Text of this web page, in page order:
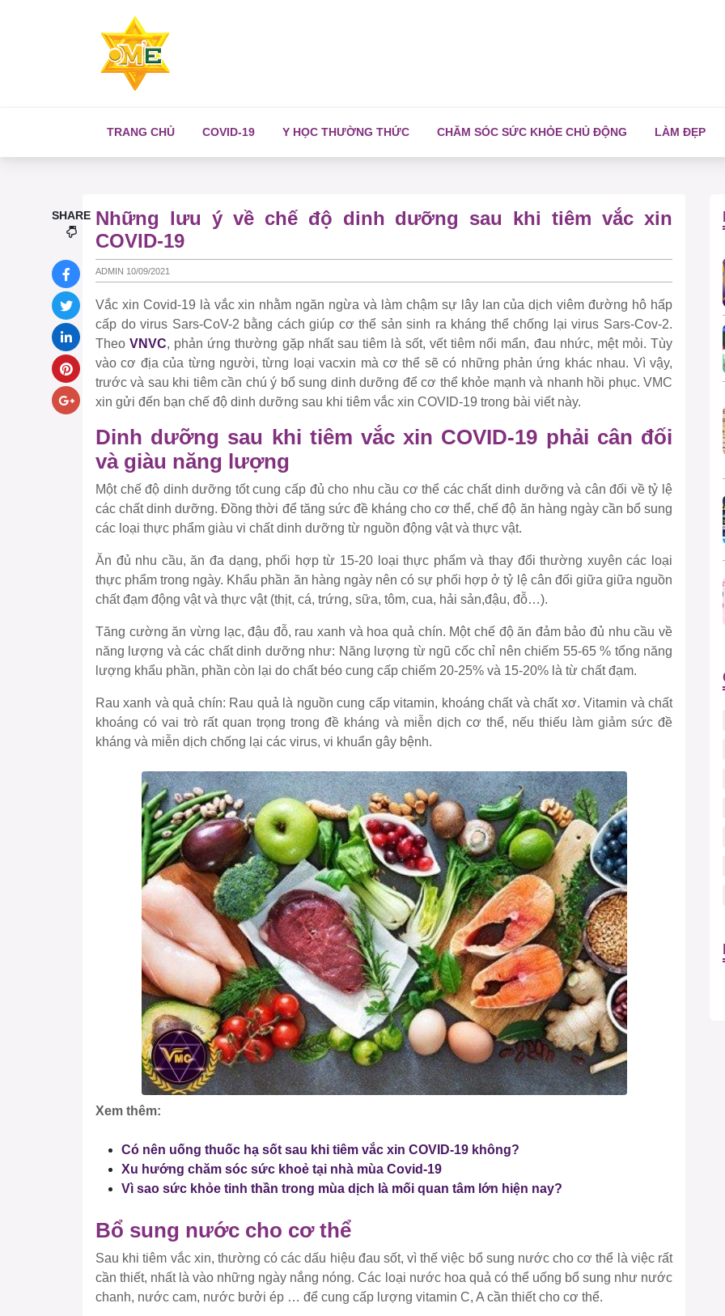
TRANG CHỦ COVID-19 Y HỌC THƯỜNG THỨC CHĂM SÓC SỨC KHỎE CHỦ ĐỘNG LÀM ĐẸP
Những lưu ý về chế độ dinh dưỡng sau khi tiêm vắc xin
COVID-19
ADMIN 10/09/2021
Vắc xin Covid-19 là vắc xin nhằm ngăn ngừa và làm chậm sự lây lan của dịch viêm đường hô hấp
cấp do virus Sars-CoV-2 bằng cách giúp cơ thể sản sinh ra kháng thể chống lại virus Sars-Cov-2.
TheoVNVC, phản ứng thường gặp nhất sau tiêm là sốt, vết tiêm nổi mẩn, đau nhức, mệt mỏi. Tùy
vào cơ địa của từng người, từng loại vacxin mà cơ thể sẽ có những phản ứng khác nhau. Vì vậy,
trước và sau khi tiêm cần chú ý bổ sung dinh dưỡng để cơ thể khỏe mạnh và nhanh hồi phục. VMC
xin gửi đến bạn chế độ dinh dưỡng sau khi tiêm vắc xin COVID-19 trong bài viết này.
Dinh dưỡng sau khi tiêm vắc xin COVID-19 phải cân đối
và giàu năng lượng
Một chế độ dinh dưỡng tốt cung cấp đủ cho nhu cầu cơ thể các chất dinh dưỡng và cân đối về tỷ lệ
các chất dinh dưỡng. Đồng thời để tăng sức đề kháng cho cơ thể, chế độ ăn hàng ngày cần bổ sung
các loại thực phẩm giàu vi chất dinh dưỡng từ nguồn động vật và thực vật.
Ăn đủ nhu cầu, ăn đa dạng, phối hợp từ 15-20 loại thực phẩm và thay đổi thường xuyên các loại
thực phẩm trong ngày. Khẩu phần ăn hàng ngày nên có sự phối hợp ở tỷ lệ cân đối giữa giữa nguồn
chất đạm động vật và thực vật (thịt, cá, trứng, sữa, tôm, cua, hải sản,đậu, đỗ…).
Tăng cường ăn vừng lạc, đậu đỗ, rau xanh và hoa quả chín. Một chế độ ăn đảm bảo đủ nhu cầu về
năng lượng và các chất dinh dưỡng như: Năng lượng từ ngũ cốc chỉ nên chiếm 55-65 % tổng năng
lượng khẩu phần, phần còn lại do chất béo cung cấp chiếm 20-25% và 15-20% là từ chất đạm.
Rau xanh và quả chín: Rau quả là nguồn cung cấp vitamin, khoáng chất và chất xơ. Vitamin và chất
khoáng có vai trò rất quan trọng trong đề kháng và miễn dịch cơ thể, nếu thiếu làm giảm sức đề
kháng và miễn dịch chống lại các virus, vi khuẩn gây bệnh.
Xem thêm:
Có nên uống thuốc hạ sốt sau khi tiêm vắc xin COVID-19 không?
Xu hướng chăm sóc sức khoẻ tại nhà mùa Covid-19
Vì sao sức khỏe tinh thần trong mùa dịch là mối quan tâm lớn hiện nay?
Bổ sung nước cho cơ thể
Sau khi tiêm vắc xin, thường có các dấu hiệu đau sốt, vì thế việc bổ sung nước cho cơ thể là việc rất
cần thiết, nhất là vào những ngày nắng nóng. Các loại nước hoa quả có thể uống bổ sung như nước
chanh, nước cam, nước bưởi ép … để cung cấp lượng vitamin C, A cần thiết cho cơ thể.
SHARE